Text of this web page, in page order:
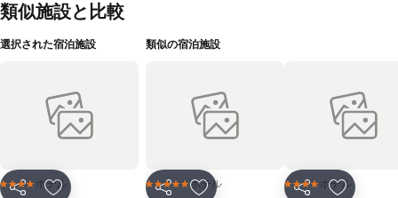
類似施設と比較
選択された宿泊施設
4 ホテルのランク
ホテル
類似の宿泊施設
5 ホテルのランク
ホテル 4 ホテルのランク
ホテル